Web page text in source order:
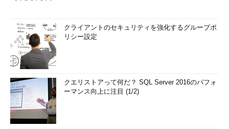
クライアントのセキュリティを強化するグループポ
リシー設定
クエリストアって何だ？ SQL Server 2016のパフォ
ーマンス向上に注目 (1/2)